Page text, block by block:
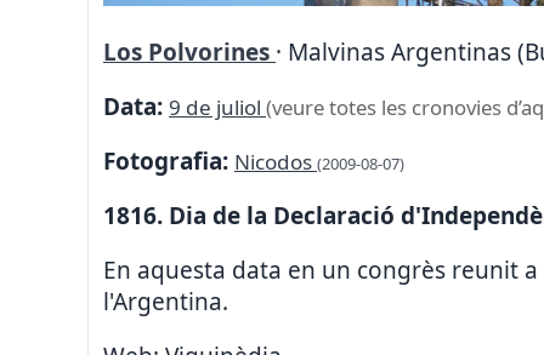
Los Polvorines · Malvinas Argentinas
Data: 9 de juliol (veure totes les cronovies
Fotografia: Nicodos (2009-08-07)
1816. Dia de la Declaració
En aquesta data en un congrès reunit
l'Argentina.